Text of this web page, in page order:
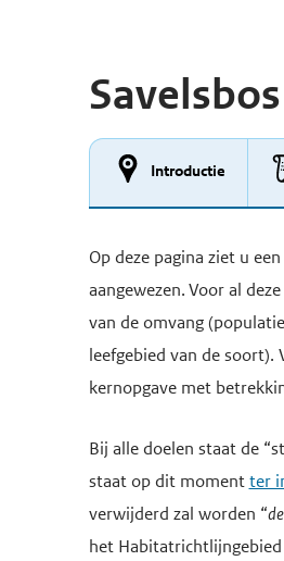
Savelsbos
Introductie
Op deze pagina ziet u
aangewezen. Voor al
van de omvang
leefgebied van de soort).
kernopgave met
Bij alle doelen staat de
staat op dit momentter
verwijderd zal worden “
het